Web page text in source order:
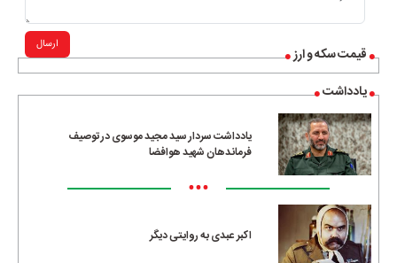
قیمت سکه و ارز
یادداشت
یادداشت سردار سید مجید موسوی در توصیف
فرماندهان شهید هوافضا
•••
اکبر عبدی به روایتی دیگر
ارسال